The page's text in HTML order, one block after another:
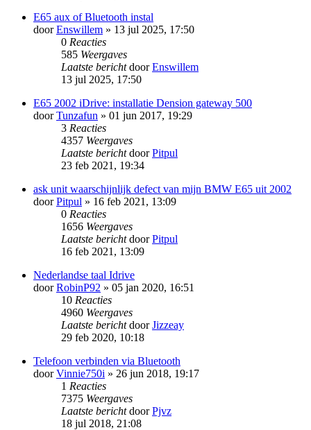
E65 aux of Bluetooth instal
doorEnswillem » 13 jul 2025, 17:50
0 Reacties
585 Weergaves
Laatste berichtdoorEnswillem
13 jul 2025, 17:50
E65 2002 iDrive: installatie Dension gateway 500
doorTunzafun » 01 jun 2017, 19:29
3 Reacties
4357 Weergaves
Laatste berichtdoorPitpul
23 feb 2021, 19:34
ask unit waarschijnlijk defect van mijn BMW E65 uit 2002
doorPitpul » 16 feb 2021, 13:09
0 Reacties
1656 Weergaves
Laatste berichtdoorPitpul
16 feb 2021, 13:09
Nederlandse taal Idrive
doorRobinP92 » 05 jan 2020, 16:51
10 Reacties
4960 Weergaves
Laatste berichtdoorJizzeay
29 feb 2020, 10:18
Telefoon verbinden via Bluetooth
doorVinnie750i » 26 jun 2018, 19:17
1 Reacties
7375 Weergaves
Laatste berichtdoorPjvz
18 jul 2018, 21:08